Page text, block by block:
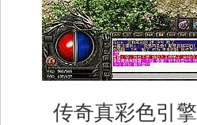
传奇真彩色引